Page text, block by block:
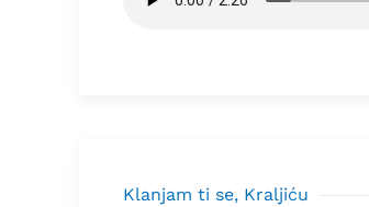
Klanjam ti se, Kraljiću